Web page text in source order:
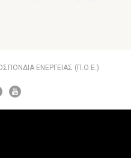
ΕΝΕΡΓΕΙΑΣ (Π.Ο.Ε.)